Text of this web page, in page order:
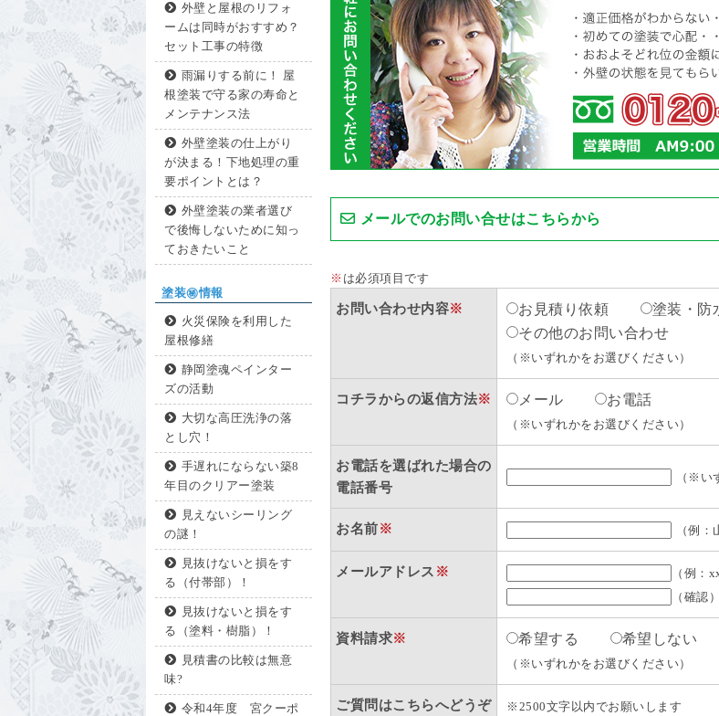
外壁と屋根のリフォ
ームは同時がおすすめ？
セット工事の特徴
雨漏りする前に！ 屋
根塗装で守る家の寿命と
メンテナンス法
外壁塗装の仕上がり
が決まる！下地処理の重
要ポイントとは？
外壁塗装の業者選び
で後悔しないために知っ
ておきたいこと
塗装㊙情報
火災保険を利用した
屋根修繕
静岡塗魂ペインター
ズの活動
大切な高圧洗浄の落
とし穴！
手遅れにならない築8
年目のクリアー塗装
見えないシーリング
の謎！
見抜けないと損をす
る（付帯部）！
見抜けないと損をす
る（塗料・樹脂）！
見積書の比較は無意
味?
令和4年度 宮クーポ
メールでのお問い合せはこちらから
※ は必須項目です
お問い合わせ内容※ お見積り依頼
塗装・防
その他のお問い合わせ
（※いずれかをお選びください）
コチラからの返信方法※ メール お電話
（※いずれかをお選びください）
お電話を選ばれた場合の
電話番号
（※い
お名前※ （例
メールアドレス ※
（例：
（確認）
資料請求※ 希望する 希望しない
（※いずれかをお選びください）
ご質問はこちらへどうぞ ※2500文字以内でお願いします